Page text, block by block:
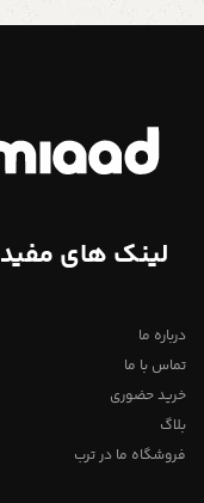
لینک های مفید
درباره ما
تماس با ما
خرید حضوری
بلاگ
فروشگاه ما در ترب